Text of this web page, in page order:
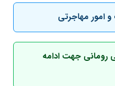
و امور مهاجرتی
رومانی جهت ادامه